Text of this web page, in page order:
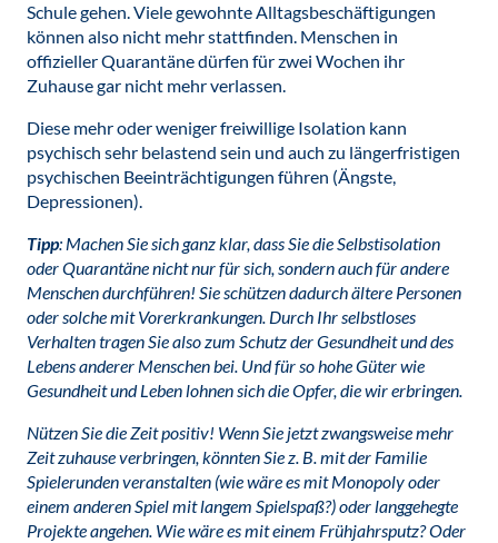
Schule gehen. Viele gewohnte Alltagsbeschäftigungen
können also nicht mehr stattfinden. Menschen in
offizieller Quarantäne dürfen für zwei Wochen ihr
Zuhause gar nicht mehr verlassen.
Diese mehr oder weniger freiwillige Isolation kann
psychisch sehr belastend sein und auch zu längerfristigen
psychischen Beeinträchtigungen führen (Ängste,
Depressionen).
Tipp: Machen Sie sich ganz klar, dass Sie die Selbstisolation
oder Quarantäne nicht nur für sich, sondern auch für andere
Menschen durchführen! Sie schützen dadurch ältere Personen
oder solche mit Vorerkrankungen. Durch Ihr selbstloses
Verhalten tragen Sie also zum Schutz der Gesundheit und des
Lebens anderer Menschen bei. Und für so hohe Güter wie
Gesundheit und Leben lohnen sich die Opfer, die wir erbringen.
Nützen Sie die Zeit positiv! Wenn Sie jetzt zwangsweise mehr
Zeit zuhause verbringen, könnten Sie z. B. mit der Familie
Spielerunden veranstalten (wie wäre es mit Monopoly oder
einem anderen Spiel mit langem Spielspaß?) oder langgehegte
Projekte angehen. Wie wäre es mit einem Frühjahrsputz? Oder